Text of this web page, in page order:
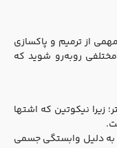
از ترمیم و پاکسازی
روبه‌رو شوید که
نیکوتین که اشتها
دلیل وابستگی جسمی